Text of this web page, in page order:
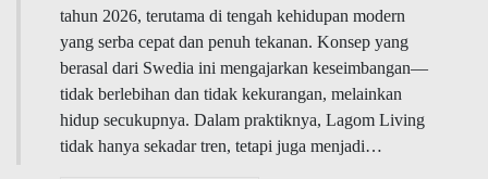
tahun 2026, terutama di tengah kehidupan modern
yang serba cepat dan penuh tekanan. Konsep yang
berasal dari Swedia ini mengajarkan keseimbangan—
tidak berlebihan dan tidak kekurangan, melainkan
hidup secukupnya. Dalam praktiknya, Lagom Living
tidak hanya sekadar tren, tetapi juga menjadi…